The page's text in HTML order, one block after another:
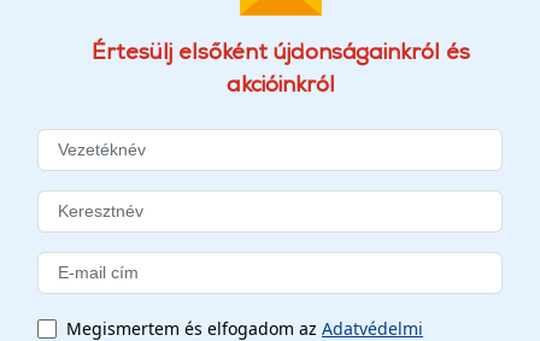
Értesülj elsőként újdonságainkról és
akcióinkról
Megismertem és elfogadom az Adatvédelmi